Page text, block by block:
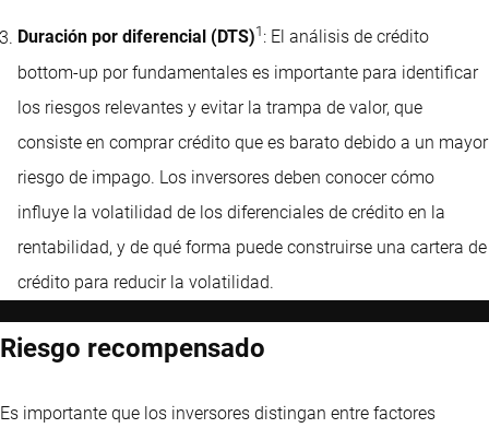
Duración por diferencial (DTS)1 : El análisis de crédito
bottom-up por fundamentales es importante para identificar
los riesgos relevantes y evitar la trampa de valor, que
consiste en comprar crédito que es barato debido a un mayor
riesgo de impago. Los inversores deben conocer cómo
influye la volatilidad de los diferenciales de crédito en la
rentabilidad, y de qué forma puede construirse una cartera de
crédito para reducir la volatilidad.
Riesgo recompensado
Es importante que los inversores distingan entre factores